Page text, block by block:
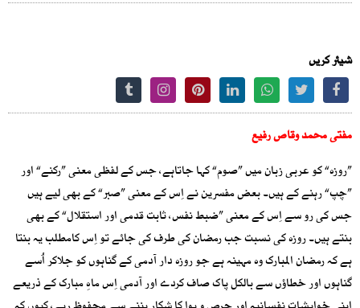
شیئر کریں
مفتی محمد وقاص رفیع
”روزہ“ کو عربی زبان میں ”صوم“ کہا جاتاہے، جس کے لفظی معنی ”رکنے“ اور
”چپ“ رہنے کے ہیں۔ بعض مفسرین نے اِس کے معنی ”صبر“ کے بھی لیے ہیں
جس کی رو سے اِس کے معنی ”ضبط نفس، ثابت قدمی اور استقلال“ کے بھی
بنتے ہیں۔ روزہ کی نسبت جب رمضان کی طرف کی جائے تو اِس کامطلب یہ بنتا
ہے کہ رمضان المبارک وہ مہینہ ہے جو روزہ دار آدمی کے گناہوں کو جلاکر اُسے
گناہوں اور خطاؤں سے بالکل پاک صاف کردے اور آدمی اِس ماہِ مبارک کے ذریعے